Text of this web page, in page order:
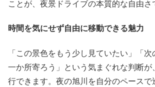
ことが、夜景ドライブの本質的な自由さ
時間を気にせず自由に移動できる魅力
「この景色をもう少し見ていたい」「
一か所寄ろう」という気まぐれな判断が
行できます。夜の旭川を自分のペースで